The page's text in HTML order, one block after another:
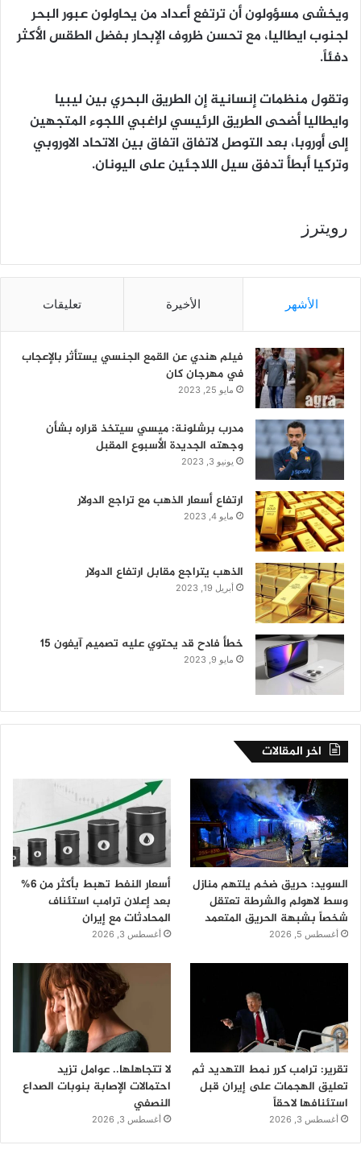
ويخشى مسؤولون أن ترتفع أعداد من يحاولون عبور البحر
لجنوب ايطاليا، مع تحسن ظروف الإبحار بفضل الطقس الأكثر
دفئاً.
وتقول منظمات إنسانية إن الطريق البحري بين ليبيا
وايطاليا أضحى الطريق الرئيسي لراغبي اللجوء المتجهين
إلى أوروبا، بعد التوصل لاتفاق اتفاق بين الاتحاد الاوروبي
وتركيا أبطأ تدفق سيل اللاجئين على اليونان.
رويترز
الأشهر الأخيرة تعليقات
فيلم هندي عن القمع الجنسي يستأثر بالإعجاب
في مهرجان كان
مايو 25, 2023
مدرب برشلونة: ميسي سيتخذ قراره بشأن
وجهته الجديدة الأسبوع المقبل
يونيو 3, 2023
ارتفاع أسعار الذهب مع تراجع الدولار
مايو 4, 2023
الذهب يتراجع مقابل ارتفاع الدولار
أبريل 19, 2023
خطأ فادح قد يحتوي عليه تصميم آيفون 15
مايو 9, 2023
اخر المقالات
السويد: حريق ضخم يلتهم منازل
وسط لاهولم والشرطة تعتقل
شخصاً بشبهة الحريق المتعمد
أغسطس 5, 2026
أسعار النفط تهبط بأكثر من 6%
بعد إعلان ترامب استئناف
المحادثات مع إيران
أغسطس 3, 2026
تقرير: ترامب كرر نمط التهديد ثم
تعليق الهجمات على إيران قبل
استئنافها لاحقاً
أغسطس 3, 2026
لا تتجاهلها.. عوامل تزيد
احتمالات الإصابة بنوبات الصداع
النصفي
أغسطس 3, 2026